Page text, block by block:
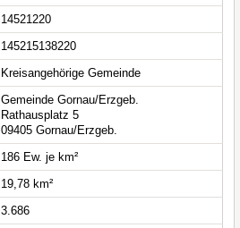
14521220
145215138220
Kreisangehörige Gemeinde
Gemeinde Gornau/Erzgeb.
Rathausplatz 5
09405 Gornau/Erzgeb.
186 Ew. je km²
19,78 km²
3.686